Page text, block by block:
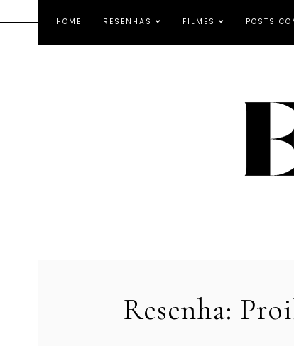
HOME RESENHAS FILMES POSTS
Resenha: